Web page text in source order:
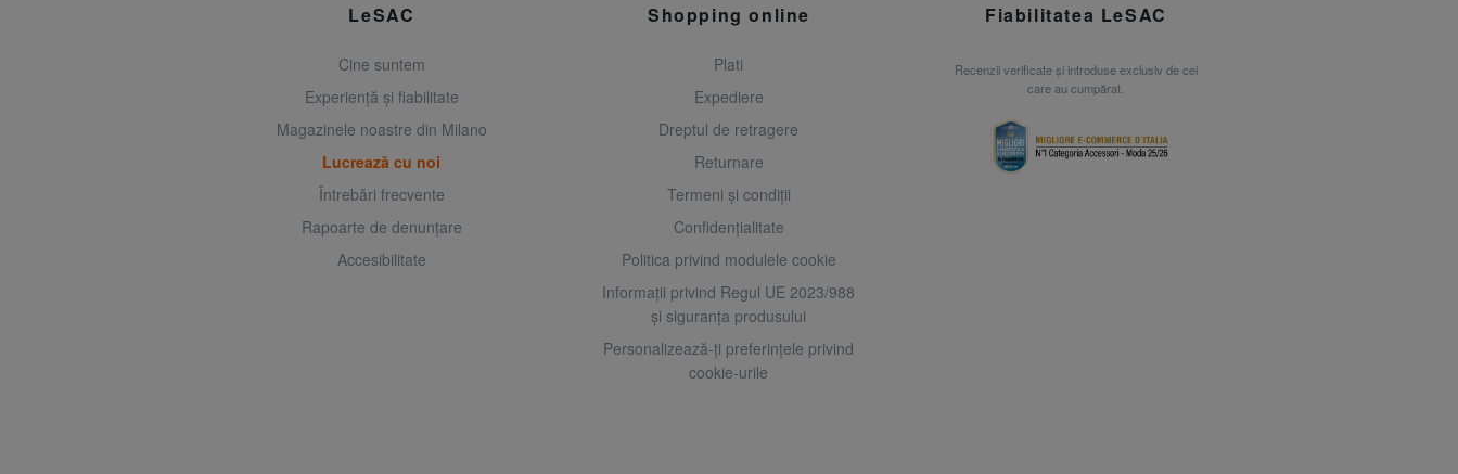
LeSAC
Cine suntem
Experiență și fiabilitate
Magazinele noastre din Milano
Lucrează cu noi
Întrebări frecvente
Rapoarte de denunțare
Accesibilitate
Shopping online
Plati
Expediere
Dreptul de retragere
Returnare
Termeni și condiții
Confidențialitate
Politica privind modulele cookie
Informații privind Regul UE 2023/988
și siguranța produsului
Personalizează-ți preferințele privind
cookie-urile
Fiabilitatea LeSAC
Recenzii verificate și introduse exclusiv de cei
care au cumpărat.